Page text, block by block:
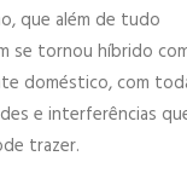
que além de tudo
se tornou híbrido
doméstico, com
e interferências
trazer.